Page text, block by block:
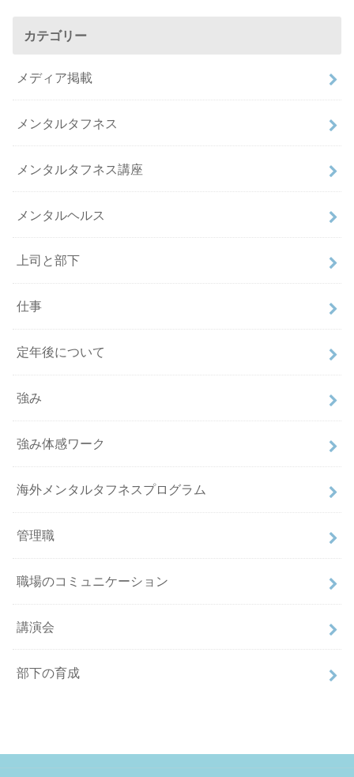
カテゴリー
メディア掲載
メンタルタフネス
メンタルタフネス講座
メンタルヘルス
上司と部下
仕事
定年後について
強み
強み体感ワーク
海外メンタルタフネスプログラム
管理職
職場のコミュニケーション
講演会
部下の育成